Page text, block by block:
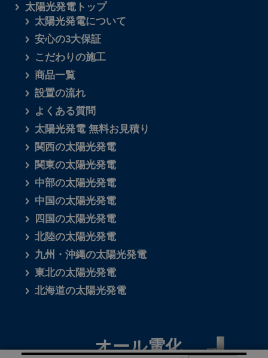
太陽光発電トップ
太陽光発電について
安心の3大保証
こだわりの施工
商品一覧
設置の流れ
よくある質問
太陽光発電 無料お見積り
関西の太陽光発電
関東の太陽光発電
中部の太陽光発電
中国の太陽光発電
四国の太陽光発電
北陸の太陽光発電
九州・沖縄の太陽光発電
東北の太陽光発電
北海道の太陽光発電
オール電化